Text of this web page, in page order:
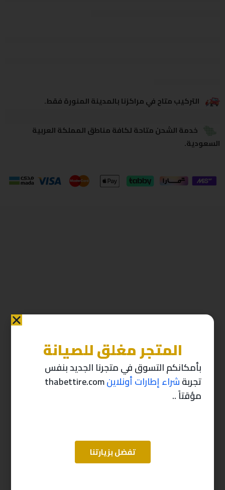
التركيب متاح في مراكزنا بالمدينة المنورة فقط.
خدمة الشحن متاحة لكافة مناطق المملكة العربية
السعودية.
منتجات ذات صله
-10%
المتجر مغلق للصيانة
بأمكانكم التسوق في متجرنا الجديد بنفس
تجربةشراء إطارات أونلاينthabettire.com
مؤقتاً ..
تفضل بزيارتنا